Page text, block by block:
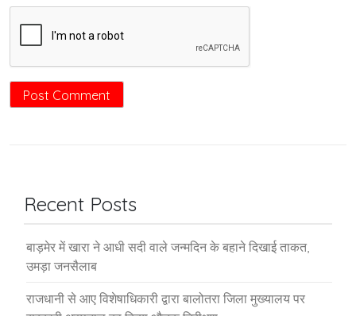
Recent Posts
बाड़मेर में खारा ने आधी सदी वाले जन्मदिन के बहाने दिखाई ताकत,
उमड़ा जनसैलाब
राजधानी से आए विशेषाधिकारी द्वारा बालोतरा जिला मुख्यालय पर